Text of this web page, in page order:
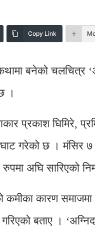
Copy Link
बनेको चलचित्र
।
प्रकाश घिमिरे,
गरेको छ ।
अघि सारिएको
कारण समाजमा
बताए ।